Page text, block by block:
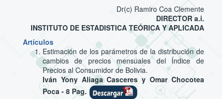
Dr(c) Ramiro Coa Clemente
DIRECTOR a.i.
INSTITUTO DE ESTADISTICA TEÓRICA Y APLICADA
Artículos
Estimación de los parámetros de la distribución de
cambios de precios mensuales del Índice de
Precios al Consumidor de Bolivia.
Iván Yony Aliaga Casceres y Omar Chocotea
Poca - 8 Pag.